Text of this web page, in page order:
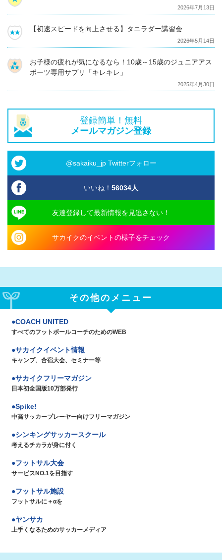
2026年7月13日
【初速スピードを向上させる】タニラダー講習会
2026年5月14日
お子様の疲れが気になるなら！10歳～15歳のジュニアアス
ポーツ専用サプリ「キレキレ」
2025年4月30日
登録簡単！無料
メールマガジン登録
@sakaiku_jp Twitterフォロー
いいね！ 56034人
友達登録して最新情報を見逃さない！
サカイクのイベントの様子をチェック
その他のメニュー
COACH UNITED
すべてのフットボールコーチのためのWEB
サカイクイベント情報
キャンプ、合宿大会、セミナー等
サカイクフリーマガジン
日本初全国版10万部発行
Spike!
中高サッカープレーヤー向けフリーマガジン
シンキングサッカースクール
考えるチカラが身に付く
フットサル大会
サービスNO.1を目指す
フットサル施設
フットサルに＋αを
ヤンサカ
上手くなるためのサッカーメディア